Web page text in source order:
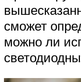
сможет
можно ли